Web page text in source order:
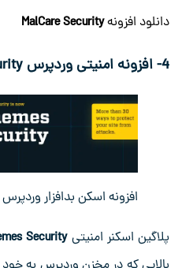
دانلود افزونهMalCare Security
4- افزونه امنیتی وردپرس
افزونه اسکن بدافزار وردپرس
پلاگین اسکنر امنیتیSecurity